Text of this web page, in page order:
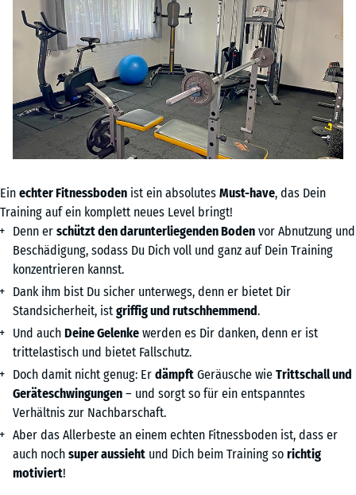
Ein echter Fitnessboden ist ein absolutes Must-have, das Dein
Training auf ein komplett neues Level bringt!
Denn er schützt den darunterliegenden Boden vor Abnutzung und
Beschädigung, sodass Du Dich voll und ganz auf Dein Training
konzentrieren kannst.
Dank ihm bist Du sicher unterwegs, denn er bietet Dir
Standsicherheit, ist griffig und rutschhemmend.
Und auch Deine Gelenke werden es Dir danken, denn er ist
trittelastisch und bietet Fallschutz.
Doch damit nicht genug: Er dämpft Geräusche wie Trittschall und
Geräteschwingungen – und sorgt so für ein entspanntes
Verhältnis zur Nachbarschaft.
Aber das Allerbeste an einem echten Fitnessboden ist, dass er
auch noch super aussieht und Dich beim Training so richtig
motiviert!